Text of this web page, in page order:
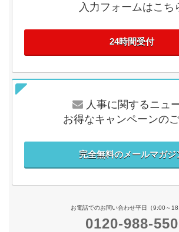
入力フォームはこち
24時間受付
人事に関するニュ
お得なキャンペーンの
完全無料のメールマガジ
お電話でのお問い合わせ平日（9:00～
0120-988-550